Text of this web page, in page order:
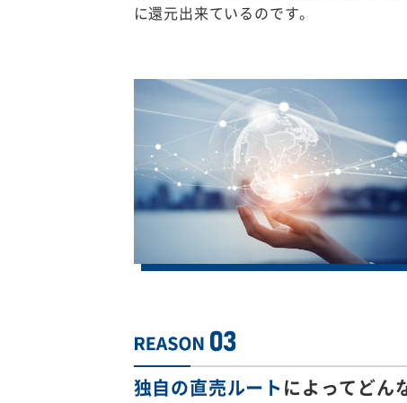
に還元出来ているのです。
独自の直売ルートによってどん